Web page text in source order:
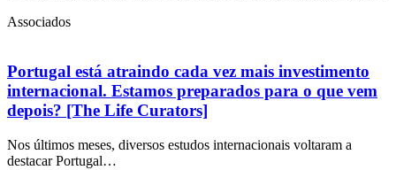
Associados
Portugal está atraindo cada vez mais investimento
internacional. Estamos preparados para o que vem
depois? [The Life Curators]
Nos últimos meses, diversos estudos internacionais voltaram a
destacar Portugal…